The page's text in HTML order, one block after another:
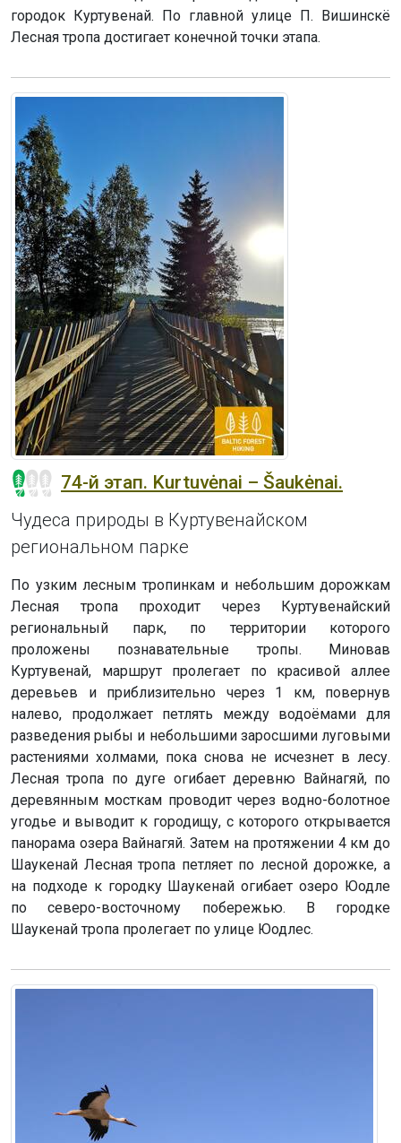
городок Куртувенай. По главной улице П. Вишинскё
Лесная тропа достигает конечной точки этапа.
74-й этап. Kurtuvėnai – Šaukėnai.
Чудеса природы в Куртувенайском
региональном парке
По узким лесным тропинкам и небольшим дорожкам
Лесная тропа проходит через Куртувенайский
региональный парк, по территории которого
проложены познавательные тропы. Миновав
Куртувенай, маршрут пролегает по красивой аллее
деревьев и приблизительно через 1 км, повернув
налево, продолжает петлять между водоёмами для
разведения рыбы и небольшими заросшими луговыми
растениями холмами, пока снова не исчезнет в лесу.
Лесная тропа по дуге огибает деревню Вайнагяй, по
деревянным мосткам проводит через водно-болотное
угодье и выводит к городищу, с которого открывается
панорама озера Вайнагяй. Затем на протяжении 4 км до
Шаукенай Лесная тропа петляет по лесной дорожке, а
на подходе к городку Шаукенай огибает озеро Юодле
по северо-восточному побережью. В городке
Шаукенай тропа пролегает по улице Юодлес.